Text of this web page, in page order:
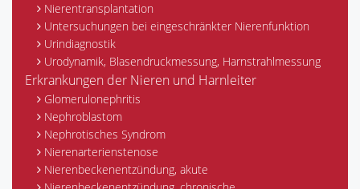
Nierentransplantation
Untersuchungen bei eingeschränkter Nierenfunktion
Urindiagnostik
Urodynamik, Blasendruckmessung, Harnstrahlmessung
Erkrankungen der Nieren und Harnleiter
Glomerulonephritis
Nephroblastom
Nephrotisches Syndrom
Nierenarterienstenose
Nierenbeckenentzündung, akute